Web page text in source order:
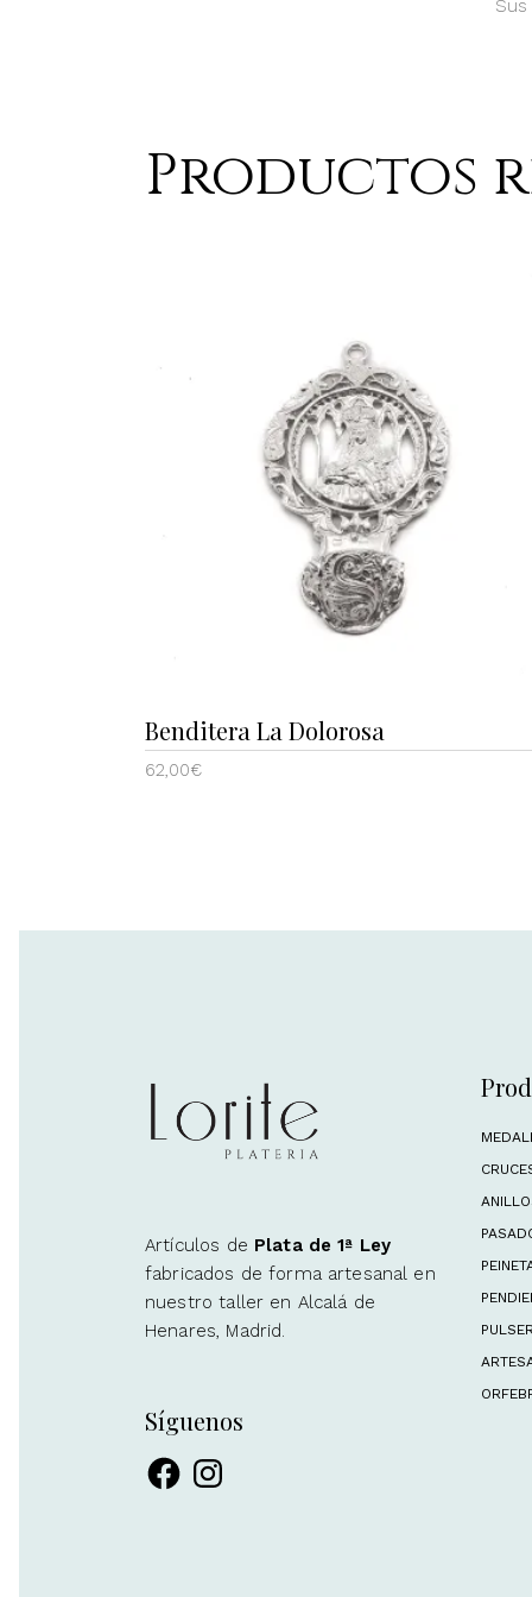
Productos
AÑADIR AL CARRITO
Benditera La Dolorosa
62,00€
Artículos de Plata de 1ª Ley
fabricados de forma artesanal en
nuestro taller en Alcalá de
Henares, Madrid.
Síguenos
FacebookInstagram